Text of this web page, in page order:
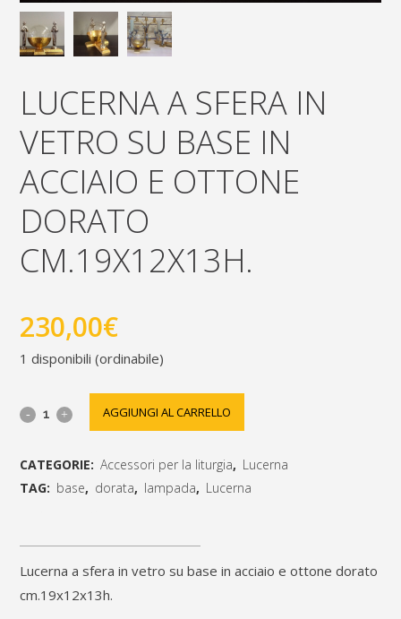
LUCERNA A SFERA IN
VETRO SU BASE IN
ACCIAIO E OTTONE
DORATO
CM.19X12X13H.
230,00€
1 disponibili (ordinabile)
Lucerna
vetro
su
AGGIUNGI AL CARRELLO
CATEGORIE: Accessori per la liturgia, Lucerna
TAG: base, dorata, lampada, Lucerna
Lucerna a sfera in vetro su base in acciaio e ottone dorato
cm.19x12x13h.